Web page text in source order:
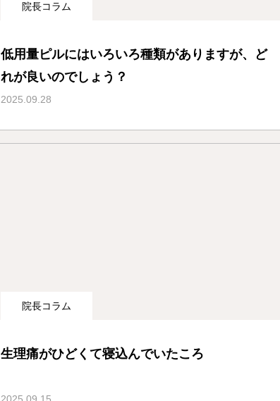
院長コラム
低用量ピルにはいろいろ種類がありますが、ど
れが良いのでしょう？
2025.09.28
院長コラム
生理痛がひどくて寝込んでいたころ